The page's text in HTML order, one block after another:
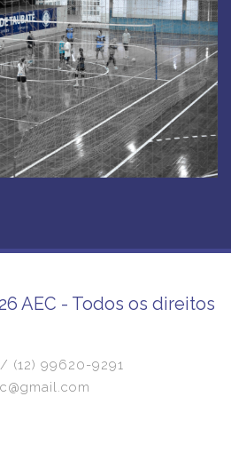
AEC - Todos os direitos
(12) 99620-9291